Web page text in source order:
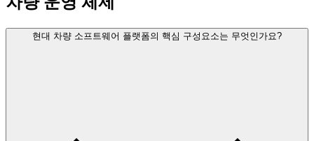
현대 차량 소프트웨어 플랫폼의 핵심 구성요소는 무엇인가요?